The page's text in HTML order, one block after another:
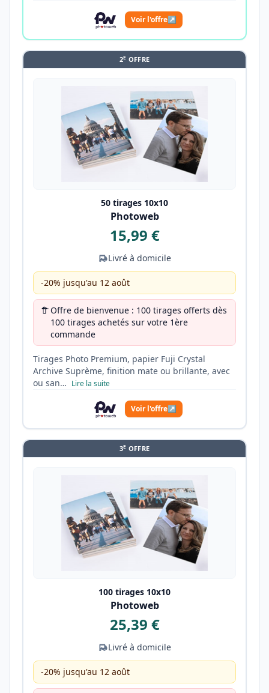
Voir l'offre↗
2E OFFRE
50 tirages 10x10
Photoweb
15,99 €
Livré à domicile
-20% jusqu'au 12 août
Offre de bienvenue : 100 tirages offerts dès
100 tirages achetés sur votre 1ère
commande
Tirages Photo Premium, papier Fuji Crystal
Archive Suprème, finition mate ou brillante, avec
ou san… Lire la suite
Voir l'offre↗
3E OFFRE
100 tirages 10x10
Photoweb
25,39 €
Livré à domicile
-20% jusqu'au 12 août